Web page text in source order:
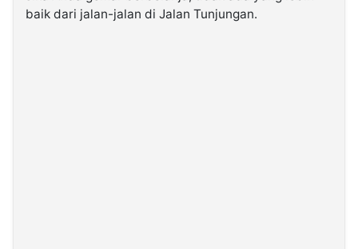
baik dari jalan-jalan di Jalan Tunjungan.